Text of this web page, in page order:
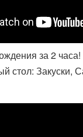
за 2 часа!
стол: Закуски,